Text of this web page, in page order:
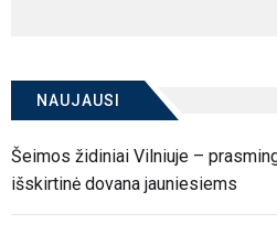
NAUJAUSI
Šeimos židiniai Vilniuje –
išskirtinė dovana jauniesiems